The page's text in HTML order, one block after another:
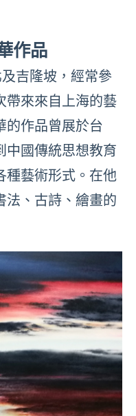
作品
吉隆坡，經常參
帶來來自上海的藝
的作品曾展於台
中國傳統思想教育
種藝術形式。在他
法、古詩、繪畫的